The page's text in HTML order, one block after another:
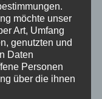
möchte unser
Art, Umfang
genutzten und
Daten
Personen
über die ihnen